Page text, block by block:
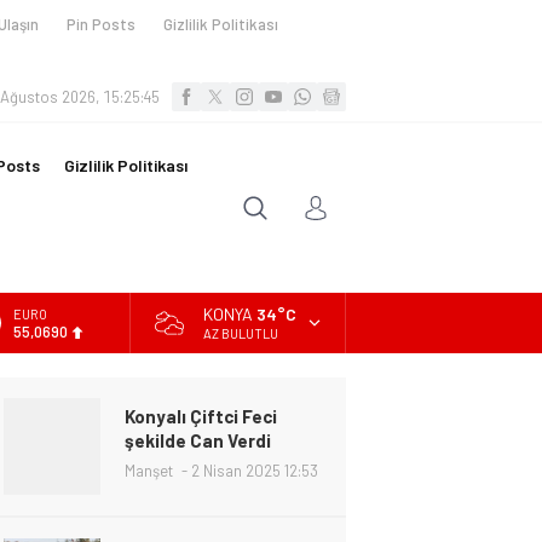
Pin Posts
Gizlilik Politikası
2026, 15:25:46
Gizlilik Politikası
ALTIN
6.525,39
KONYA 34°C
AZ BULUTLU
Konyalı Çiftci Feci
şekilde Can Verdi
Manşet 2 Nisan 2025 12:53